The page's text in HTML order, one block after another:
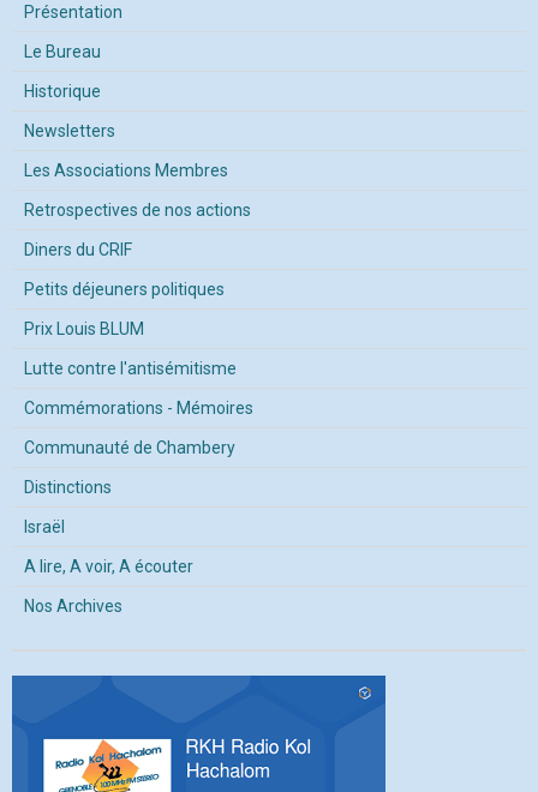
Présentation
Le Bureau
Historique
Newsletters
Les Associations Membres
Retrospectives de nos actions
Diners du CRIF
Petits déjeuners politiques
Prix Louis BLUM
Lutte contre l'antisémitisme
Commémorations - Mémoires
Communauté de Chambery
Distinctions
Israël
A lire, A voir, A écouter
Nos Archives